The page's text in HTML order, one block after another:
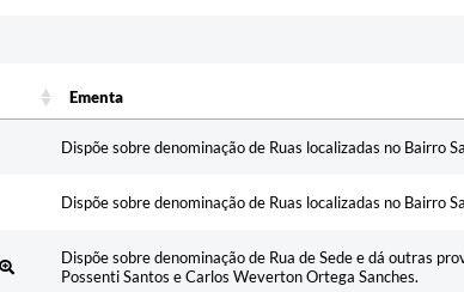
Ementa
Dispõe sobre denominação de Ruas localizadas no Bairro
Dispõe sobre denominação de Ruas localizadas no Bairro
Dispõe sobre denominação de Rua de Sede e dá outras
Possenti Santos e Carlos Weverton Ortega Sanches.